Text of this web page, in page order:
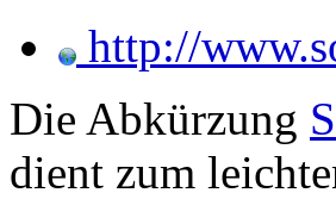
http://
Die Abkürzung
dient zum